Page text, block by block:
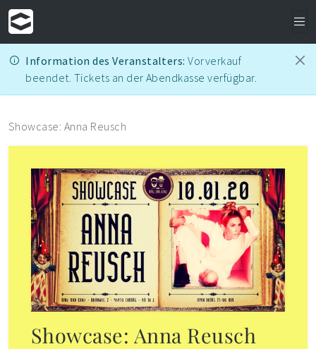
Information des Veranstalters: Vorverkauf
beendet. Tickets an der Abendkasse verfügbar.
Showcase: Anna Reusch
Showcase: Anna Reusch